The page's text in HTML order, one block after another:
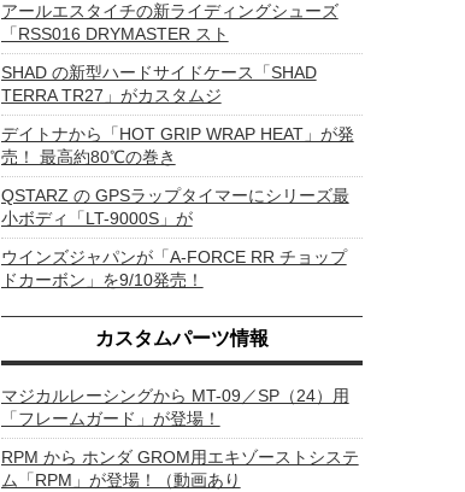
アールエスタイチの新ライディングシューズ
「RSS016 DRYMASTER スト
SHAD の新型ハードサイドケース「SHAD
TERRA TR27」がカスタムジ
デイトナから「HOT GRIP WRAP HEAT」が発
売！ 最高約80℃の巻き
QSTARZ の GPSラップタイマーにシリーズ最
小ボディ「LT-9000S」が
ウインズジャパンが「A-FORCE RR チョップ
ドカーボン」を9/10発売！
カスタムパーツ情報
マジカルレーシングから MT-09／SP（24）用
「フレームガード」が登場！
RPM から ホンダ GROM用エキゾーストシステ
ム「RPM」が登場！（動画あり